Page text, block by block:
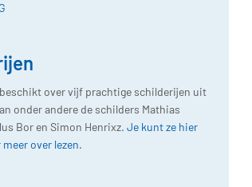
over vijf prachtige schilderijen uit
onder andere de schilders Mathias
Bor en Simon Henrixz. Je kunt ze hier
over lezen.